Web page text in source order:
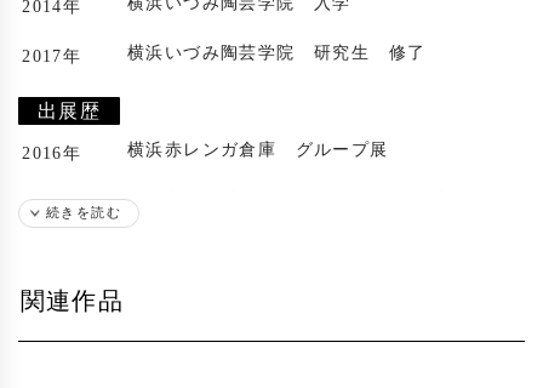
2014年
2017年 横浜いづみ陶芸学院 研究生 修了
出展歴
2016年 横浜赤レンガ倉庫 グループ展
2017年 横浜高島屋「春を装う陶展」グループ展
2017年
続きを読む
関連作品